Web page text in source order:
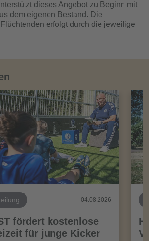
dieses Angebot zu Beginn mit
dem eigenen Bestand. Die
erfolgt durch die jeweilige
04.08.2026
fördert kostenlose
für junge Kicker